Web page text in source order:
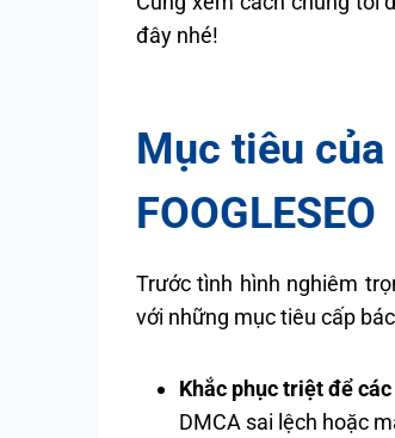
đây nhé!
Mục tiêu
FOOGLESEO
Trước tình hình nghiêm
với những mục tiêu cấp
Khắc phục triệt để
DMCA sai lệch hoặc